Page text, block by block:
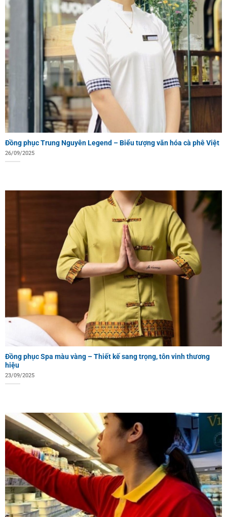
Đồng phục Trung Nguyên Legend – Biểu tượng văn hóa cà phê Việt
26/09/2025
Đồng phục Spa màu vàng – Thiết kế sang trọng, tôn vinh thương
hiệu
23/09/2025